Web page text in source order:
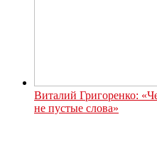
Виталий Григоренко:
не пустые слова»